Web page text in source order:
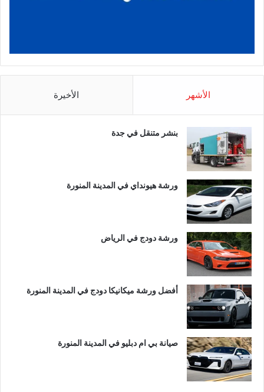
الأشهر الأخيرة
بنشر متنقل في جدة
ورشة هيونداي في المدينة المنورة
ورشة دودج في الرياض
أفضل ورشة ميكانيكا دودج في المدينة المنورة
صيانة بي ام دبليو في المدينة المنورة